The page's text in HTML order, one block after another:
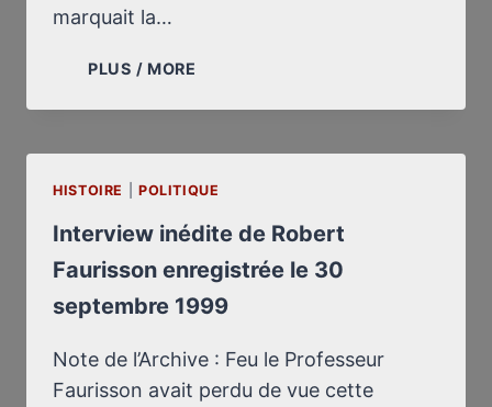
marquait la…
PLUS / MORE
ONT
HISTOIRE POLITIQUE
Interview inédite de Robert
Faurisson enregistrée le 30
septembre 1999
Note de l’Archive : Feu le Professeur
Faurisson avait perdu de vue cette